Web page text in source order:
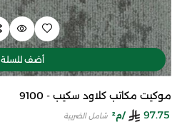
أضف للسلة
موكيت مكاتب كلاود سكيب - 9100
97.75
/م² شامل الضريبة